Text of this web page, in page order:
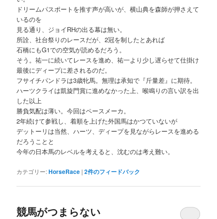
ドリームパスポートを推す声が高いが、横山典を森師が押さえて
いるのを
見る通り、ジョイRHの出る幕は無い。
所詮、社台祭りのレースだが、2冠を制したとあれば
石橋にもG1での空気が読めるだろう。
そう。祐一に続いてレースを進め、祐一より少し遅らせて仕掛け
最後にディープに差されるのだ。
フサイチパンドラは3歳牝馬。無理は承知で『斤量差』に期待。
ハーツクライは凱旋門賞に進めなかった上、喉鳴りの言い訳を出
した以上
勝負気配は薄い。今回はペースメーカ。
2年続けて参戦し、着順を上げた外国馬はかつていないが
デットーリは当然、ハーツ、ディープを見ながらレースを進める
だろうことと
今年の日本馬のレベルを考えると、沈むのは考え難い。
カテゴリー:HorseRace |2件のフィードバック
競馬がつまらない